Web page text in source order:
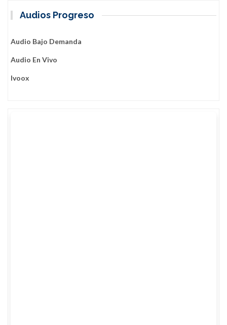
Audios Progreso
Audio Bajo Demanda
Audio En Vivo
Ivoox